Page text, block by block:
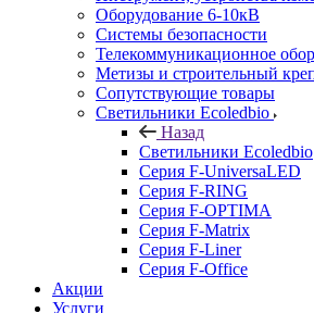
Оборудование 6-10кВ
Системы безопасности
Телекоммуникационное
Метизы и строительный
Сопутствующие товары
Светильники Ecoledbio
Назад
Светильники Ecoledbio
Серия F-UniversaLED
Серия F-RING
Серия F-OPTIMA
Серия F-Matrix
Серия F-Liner
Серия F-Office
Акции
Услуги